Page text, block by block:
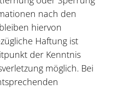
nach den
hiervon
Haftung ist
der Kenntnis
möglich. Bei